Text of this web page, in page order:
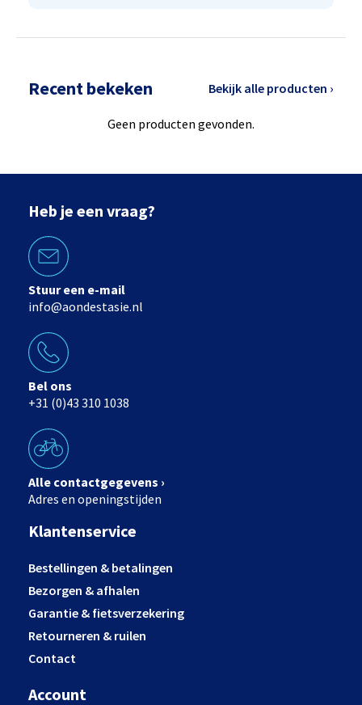
Recent bekeken Bekijk alle producten ›
Geen producten gevonden.
Heb je een vraag?
Stuur een e-mail
info@aondestasie.nl
Bel ons
+31 (0)43 310 1038
Alle contactgegevens ›
Adres en openingstijden
Klantenservice
Bestellingen & betalingen
Bezorgen & afhalen
Garantie & fietsverzekering
Retourneren & ruilen
Contact
Account